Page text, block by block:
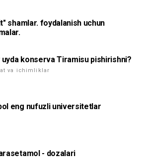
shamlar. foydalanish uchun
uyda konserva Tiramisu pishirishni?
va ichimliklar
eng nufuzli universitetlar
- dozalari